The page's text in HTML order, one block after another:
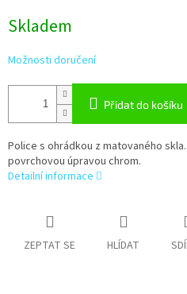
cena:
Skladem
Možnosti doručení
Přidat do košíku
Police s ohrádkou z matovaného
povrchovou úpravou chrom.
Detailní informace
ZEPTAT SE HLÍDAT